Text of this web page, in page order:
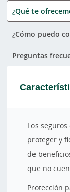
¿Qué te
¿Cómo puedo
Preguntas
Los
proteger y
de
que no
Protección